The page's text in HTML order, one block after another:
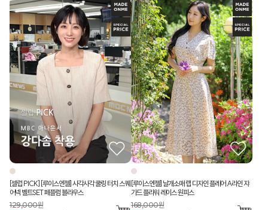
[셀럽 PICK] [루이스엔젤] 사각사각 쿨링 터치 스퀘
어넥 벨트SET 페플럼 블라우스
129,000원
[루이스엔젤] 날개소매 랩 디자인 플레어 A라인 쟈
가드 플라워 레이스 원피스
168,000원